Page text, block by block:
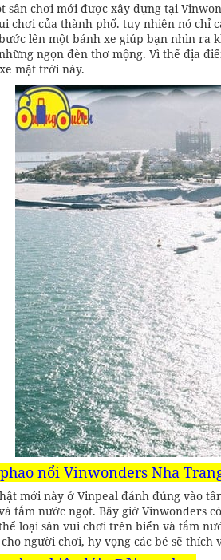
sân chơi mới được xây dựng tại
chơi của thành phố. tuy nhiên nó chỉ
lên một bánh xe giúp bạn nhìn ra
ngọn đèn thơ mộng. Vì thế địa
mặt trời này.
nổi Vinwonders Nha
mới này ở Vinpeal đánh đúng vào
tắm nước ngọt. Bây giờ Vinwonders
loại sân vui chơi trên biển và tắm
người chơi, hy vọng các bé sẽ thích